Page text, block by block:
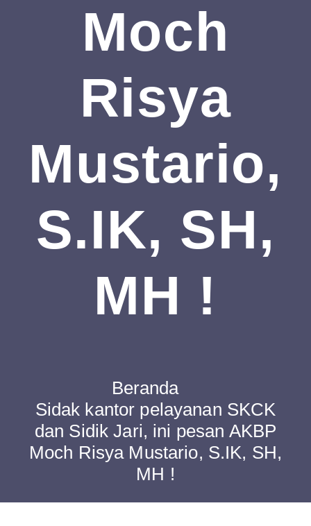
Moch
Risya
Mustario,
S.IK, SH,
MH !
Beranda
Sidak kantor pelayanan SKCK
dan Sidik Jari, ini pesan AKBP
Moch Risya Mustario, S.IK, SH,
MH !